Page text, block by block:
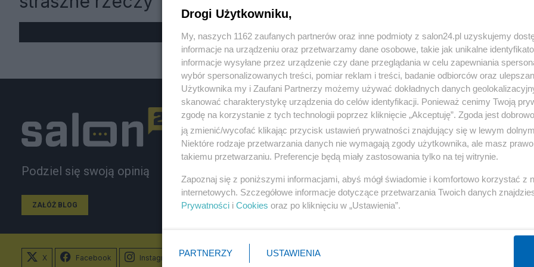
« WRÓĆ DO NOTKI
Podziel się swoją opinią
ZAŁÓŻ BLOG
Polityka
Rosja
PiS
Prezydent
NATO
Gospodarka
Biznes
Pieniądze
Inwestycje
Podatki
X Facebook Instagram
Drogi Użytkowniku,
My, naszych 1162 zaufanych partnerów oraz inne podmioty z salon24.pl uzyskujemy
informacje na urządzeniu oraz przetwarzamy dane osobowe, takie jak unikalne
informacje wysyłane przez urządzenie czy dane przeglądania w celu zapewniania
wybór spersonalizowanych treści, pomiar reklam i treści, badanie odbiorców oraz
Użytkownika my i Zaufani Partnerzy możemy używać dokładnych danych
skanować charakterystykę urządzenia do celów identyfikacji. Ponieważ cenimy Twoją
zgodę na korzystanie z tych technologii poprzez kliknięcie „Akceptuję”. Zgoda jest
ją zmienić/wycofać klikając przycisk ustawień prywatności znajdujący się w lewym
Niektóre rodzaje przetwarzania danych nie wymagają zgody użytkownika, ale masz
takiemu przetwarzaniu. Preferencje będą miały zastosowania tylko na tej witrynie.
Zapoznaj się z poniższymi informacjami, abyś mógł świadomie i komfortowo korzystać z
internetowych. Szczegółowe informacje dotyczące przetwarzania Twoich danych
Prywatności i Cookies oraz po kliknięciu w „Ustawienia”.
PARTNERZY USTAWIENIA